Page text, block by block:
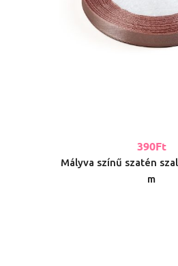
390Ft
Mályva színű szatén
m